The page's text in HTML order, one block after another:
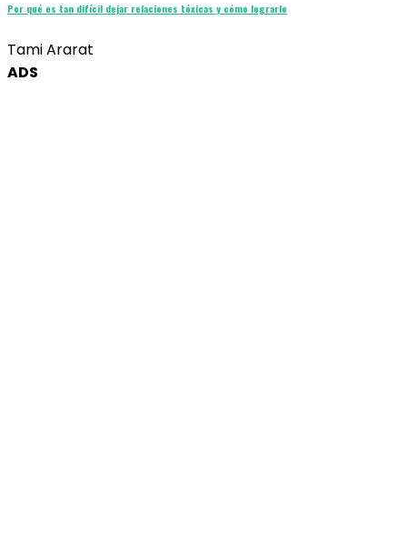
Por qué es tan difícil dejar relaciones tóxicas y cómo lograrlo
Tami Ararat
ADS